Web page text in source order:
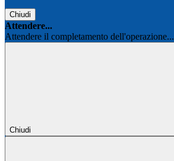
Chiudi
Attendere...
Attendere il completamento dell'operazione...
Chiudi